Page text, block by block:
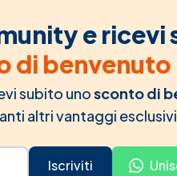
e ricevi
di benvenuto
subito unosconto di
altri vantaggi
Iscriviti